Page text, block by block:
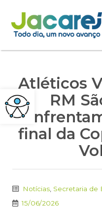
Pular
para
o
Atléticos
RM
final da
Notícias Secretaria de
15/06/2026